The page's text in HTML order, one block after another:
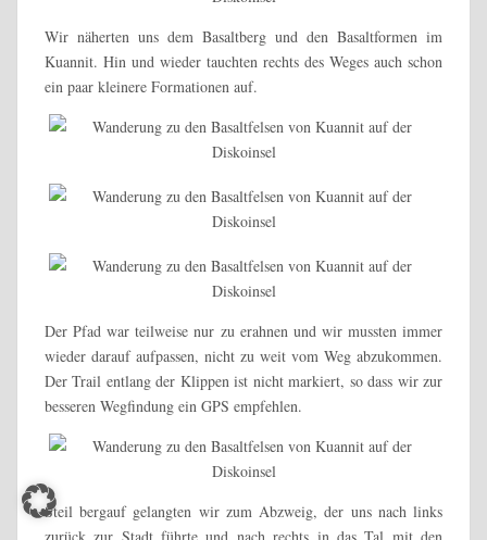
Wir näherten uns dem Basaltberg und den Basaltformen im
Kuannit. Hin und wieder tauchten rechts des Weges auch schon
ein paar kleinere Formationen auf.
Der Pfad war teilweise nur zu erahnen und wir mussten immer
wieder darauf aufpassen, nicht zu weit vom Weg abzukommen.
Der Trail entlang der Klippen ist nicht markiert, so dass wir zur
besseren Wegfindung ein GPS empfehlen.
Steil bergauf gelangten wir zum Abzweig, der uns nach links